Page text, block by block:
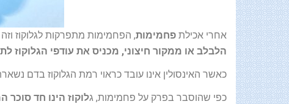
אחרי אכילת פחמימות, הפחמימות מתפרקות לגלוקוז
הלבלב או ממקור חיצוני, מכניס את עודפי הגלוקוז
כאשר האינסולין אינו עובד כראוי רמת הגלוקוז בדם
כפי שהוסבר בפרק על פחמימות, גלוקוז הינו חד